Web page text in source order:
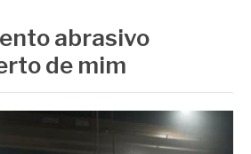
abrasivo
de mim